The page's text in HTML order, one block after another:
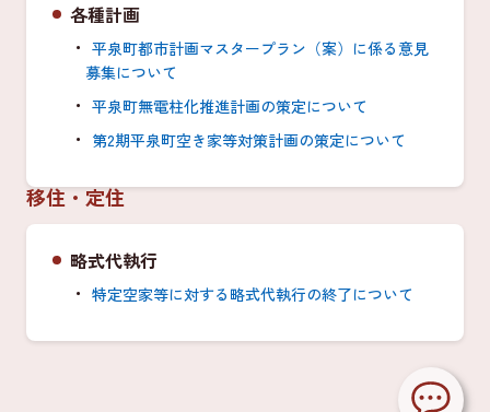
各種計画
平泉町都市計画マスタープラン（案）に係る意見
募集について
平泉町無電柱化推進計画の策定について
第2期平泉町空き家等対策計画の策定について
移住・定住
略式代執行
特定空家等に対する略式代執行の終了について